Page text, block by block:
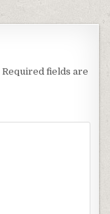
Required fields are